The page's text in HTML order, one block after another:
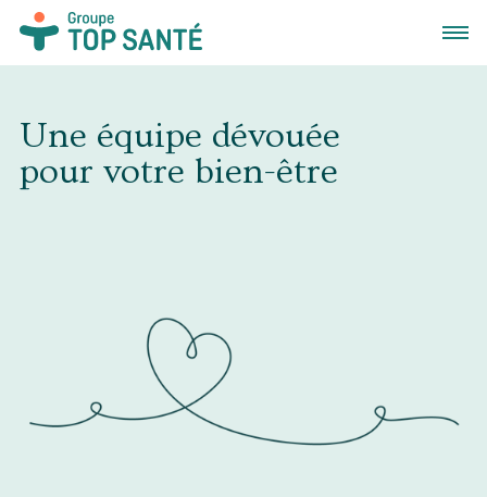
Ouvrir
Une équipe dévouée
pour votre bien-être